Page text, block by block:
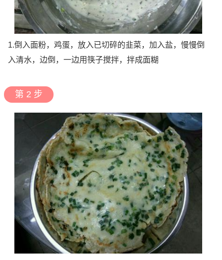
1.倒入面粉，鸡蛋，放入已切碎的韭菜，加入盐，慢慢倒
入清水，边倒，一边用筷子搅拌，拌成面糊
第 2 步